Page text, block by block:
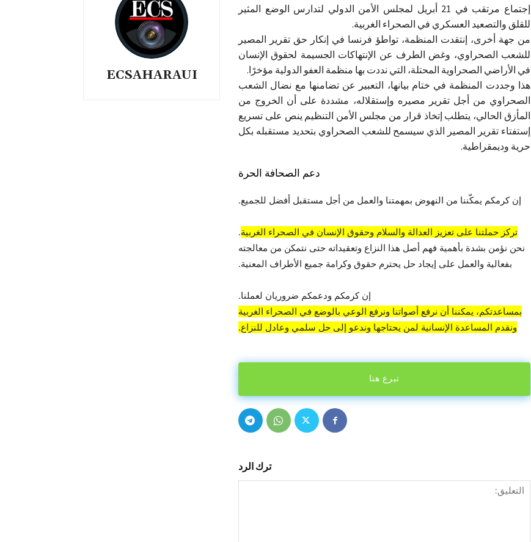
ECSAHARAUI
إجتماع مرتقب في 21 أبريل لمجلس الأمن الدولي لتدارس الوضع المثير
للقلق والتصعيد العسكري في الصحراء الغربية.
من جهة أخرى، إنتقدت المنظمة، تواطؤ فرنسا في إنكار حق تقرير المصير
للشعب الصحراوي، وغض الطرف عن الإنتهاكات الجسيمة لحقوق الإنسان
في الأراضي الصحراوية المحتلة، التي نددت بها منظمة العفو الدولية مؤخرًا.
هذا وجددت المنظمة في ختام بيانها، التعبير عن تضامنها مع نضال الشعب
الصحراوي من أجل تقرير مصيره وإستقلاله، مشددة على أن الخروج من
المأزق الحالي، يتطلب إتخاذ قرار من مجلس الأمن التنظيم ينص على تسريع
إستفتاء تقرير المصير الذي سيسمح للشعب الصحراوي بتحديد مستقبله بكل
حرية وديمقراطية.
دعم الصحافة الحرة
إن كرمكم يمكّننا من النهوض بمهمتنا والعمل من أجل مستقبل أفضل للجميع.
تركز حملتنا على تعزيز العدالة والسلام وحقوق الإنسان في الصحراء الغربية.
نحن نؤمن بشدة بأهمية فهم أصل هذا النزاع وتعقيداته حتى نتمكن من معالجته
بفعالية والعمل على إيجاد حل يحترم حقوق وكرامة جميع الأطراف المعنية.
إن كرمكم ودعمكم ضروريان لعملنا.
بمساعدتكم، يمكننا أن نرفع أصواتنا ونرفع الوعي بالوضع في الصحراء الغربية
ونقدم المساعدة الإنسانية لمن يحتاجها وندعو إلى حل سلمي وعادل للنزاع.
تبرع هنا
ترك الرد